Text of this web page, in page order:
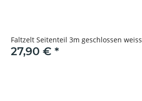
Faltzelt Seitenteil 3m geschlossen weiss
27,90 € *